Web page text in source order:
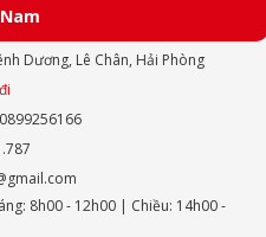
Dương, Lê Chân, Hải Phòng
8h00 - 12h00 | Chiều: 14h00 -